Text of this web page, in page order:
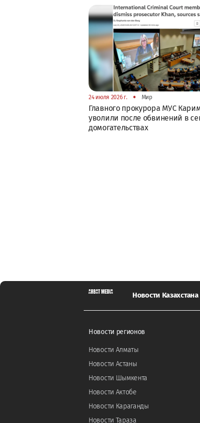
24 июля 2026 г. • Мир
Главного прокурора МУС
уволили после обвинений в
домогательствах
Новости Казахстана
Новости регионов
Новости Алматы
Новости Астаны
Новости Шымкента
Новости Актобе
Новости Караганды
Новости Тараза